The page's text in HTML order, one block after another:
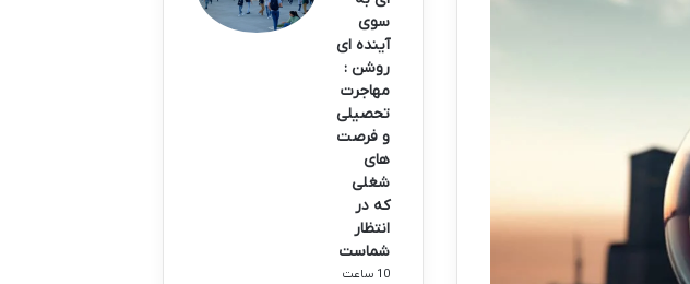
سوی
آینده ای
روشن :
مهاجرت
تحصیلی
و فرصت
های
شغلی
که در
انتظار
شماست
10 ساعت